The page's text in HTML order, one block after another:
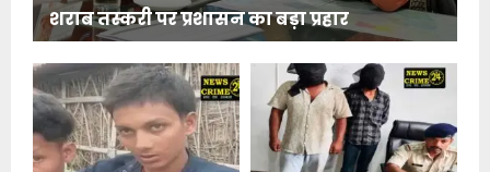
शराब तस्करी पर प्रशासन का बड़ा प्रहार